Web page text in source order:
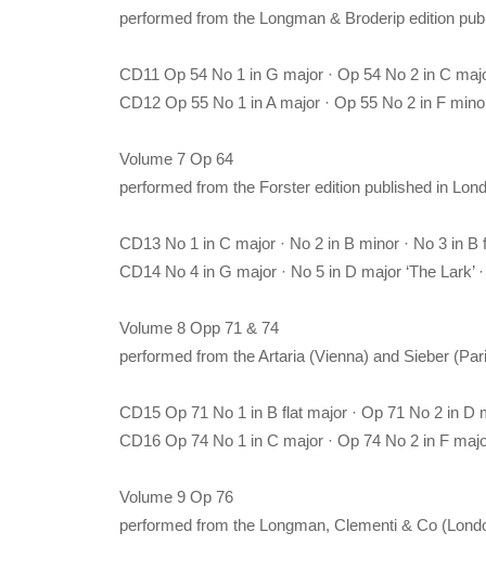
performed from the Longman & Broderip edition
CD11 Op 54 No 1 in G major · Op 54 No 2 in C
CD12 Op 55 No 1 in A major · Op 55 No 2 in F
Volume 7 Op 64
performed from the Forster edition published in
CD13 No 1 in C major · No 2 in B minor · No 3 in B
CD14 No 4 in G major · No 5 in D major ‘The Lark’
Volume 8 Opp 71 & 74
performed from the Artaria (Vienna) and Sieber
CD15 Op 71 No 1 in B flat major · Op 71 No 2 in D
CD16 Op 74 No 1 in C major · Op 74 No 2 in F
Volume 9 Op 76
performed from the Longman, Clementi & Co